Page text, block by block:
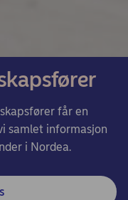
får en
samlet informasjon
i Nordea.